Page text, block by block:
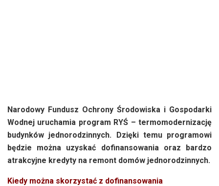
Narodowy Fundusz Ochrony Środowiska i Gospodarki
Wodnej uruchamia program RYŚ – termomodernizację
budynków jednorodzinnych. Dzięki temu programowi
będzie można uzyskać dofinansowania oraz bardzo
atrakcyjne kredyty na remont domów jednorodzinnych.
Kiedy można skorzystać z dofinansowania